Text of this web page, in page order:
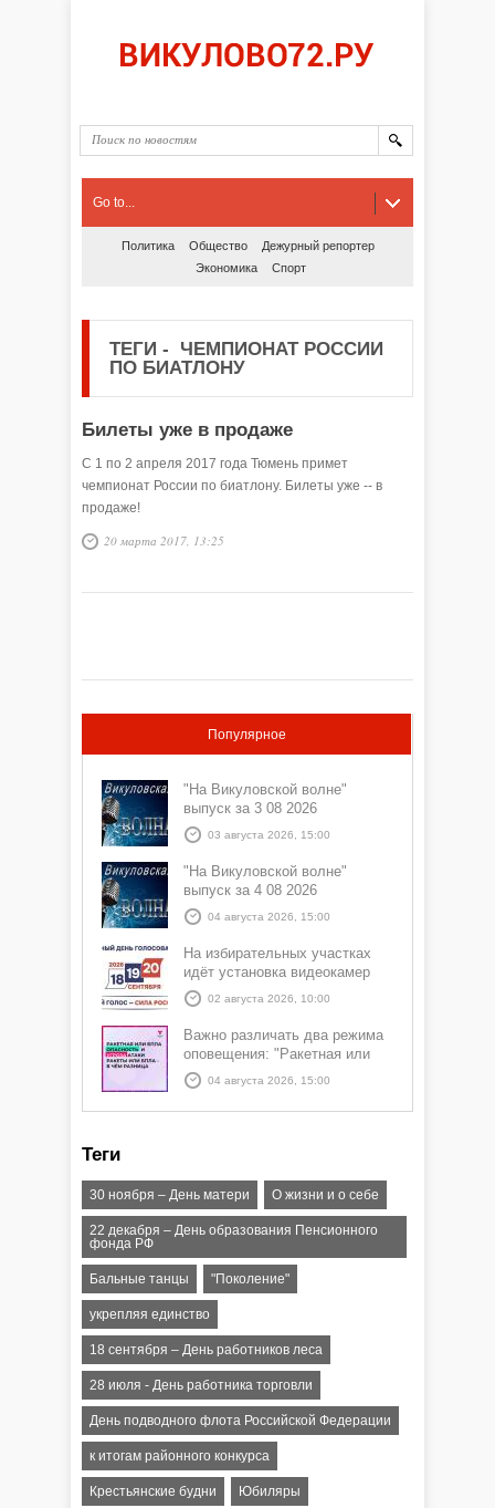
Go to...
Политика Общество
Дежурный репортер
Экономика
Спорт
ТЕГИ - ЧЕМПИОНАТ РОССИИ
ПО БИАТЛОНУ
Билеты уже в продаже
С 1 по 2 апреля 2017 года Тюмень примет
чемпионат России по биатлону. Билеты уже -- в
продаже!
20 марта 2017, 13:25
Популярное
"На Викуловской волне"
выпуск за 3 08 2026
03 августа 2026, 15:00
"На Викуловской волне"
выпуск за 4 08 2026
04 августа 2026, 15:00
На избирательных участках
идёт установка видеокамер
02 августа 2026, 10:00
Важно различать два режима
оповещения: "Ракетная или
БПЛА опасность" и "Угроза
атаки ракеты или БПЛА"
04 августа 2026, 15:00
Теги
30 ноября – День матери О жизни и о себе
22 декабря – День образования Пенсионного
фонда РФ
Бальные танцы "Поколение"
укрепляя единство
18 сентября – День работников леса
28 июля - День работника торговли
День подводного флота Российской Федерации
к итогам районного конкурса
Крестьянские будни Юбиляры